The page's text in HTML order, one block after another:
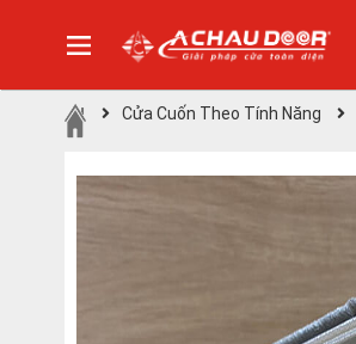
Cửa Cuốn Theo Tính Năng